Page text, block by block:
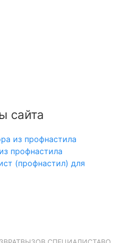
сайта
из профнастила
профнастила
(профнастил) для